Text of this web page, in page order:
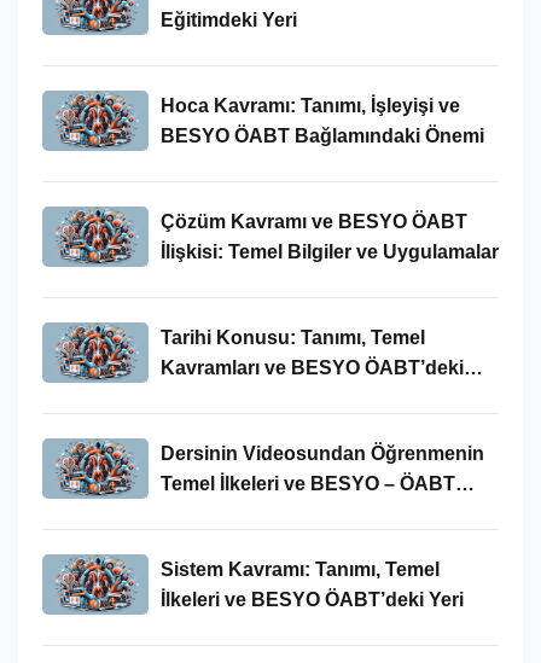
Eğitimdeki Yeri
Hoca Kavramı: Tanımı, İşleyişi ve
BESYO ÖABT Bağlamındaki Önemi
Çözüm Kavramı ve BESYO ÖABT
İlişkisi: Temel Bilgiler ve Uygulamalar
Tarihi Konusu: Tanımı, Temel
Kavramları ve BESYO ÖABT’deki
Dersinin Videosundan Öğrenmenin
Temel İlkeleri ve BESYO – ÖABT
Sistem Kavramı: Tanımı, Temel
İlkeleri ve BESYO ÖABT’deki Yeri